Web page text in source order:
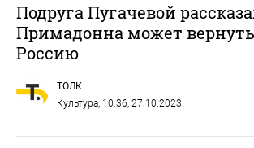
Подруга Пугачевой
Примадонна может
Россию
ТОЛК
Культура , 10:36, 27.10.2023